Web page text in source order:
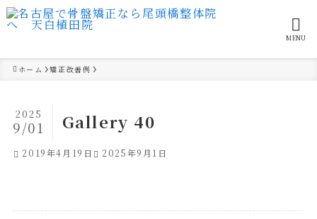
MENU
ホーム 矯正改善例
Gallery 40
2025
9/01
2019年4月19日 2025年9月1日